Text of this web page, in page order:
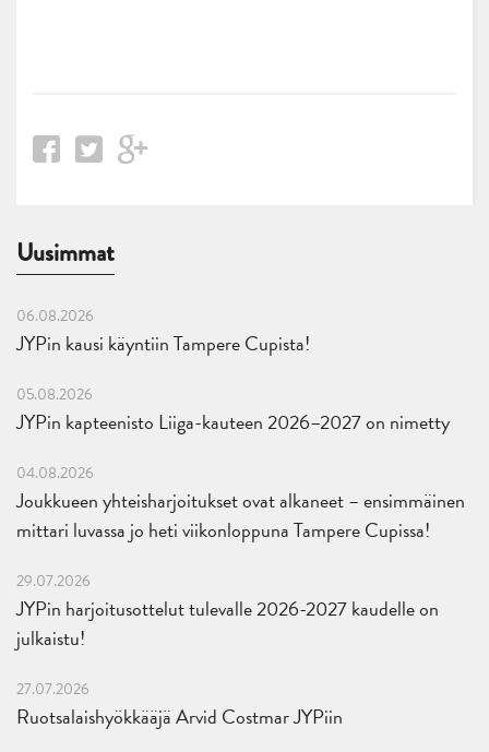
Uusimmat
06.08.2026
JYPin kausi käyntiin Tampere Cupista!
05.08.2026
JYPin kapteenisto Liiga-kauteen 2026–2027 on nimetty
04.08.2026
Joukkueen yhteisharjoitukset ovat alkaneet – ensimmäinen
mittari luvassa jo heti viikonloppuna Tampere Cupissa!
29.07.2026
JYPin harjoitusottelut tulevalle 2026-2027 kaudelle on
julkaistu!
27.07.2026
Ruotsalaishyökkääjä Arvid Costmar JYPiin